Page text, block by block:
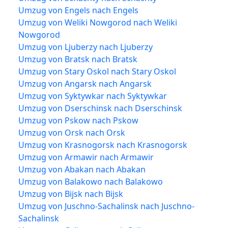
Umzug von Engels nach Engels
Umzug von Weliki Nowgorod nach Weliki
Nowgorod
Umzug von Ljuberzy nach Ljuberzy
Umzug von Bratsk nach Bratsk
Umzug von Stary Oskol nach Stary Oskol
Umzug von Angarsk nach Angarsk
Umzug von Syktywkar nach Syktywkar
Umzug von Dserschinsk nach Dserschinsk
Umzug von Pskow nach Pskow
Umzug von Orsk nach Orsk
Umzug von Krasnogorsk nach Krasnogorsk
Umzug von Armawir nach Armawir
Umzug von Abakan nach Abakan
Umzug von Balakowo nach Balakowo
Umzug von Bijsk nach Bijsk
Umzug von Juschno-Sachalinsk nach Juschno-
Sachalinsk